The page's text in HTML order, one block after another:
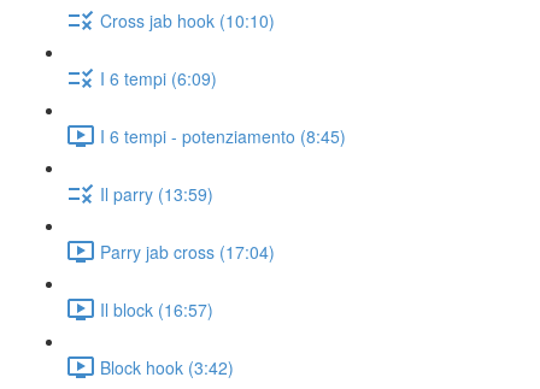
Cross jab hook (10:10)
I 6 tempi (6:09)
I 6 tempi - potenziamento (8:45)
Il parry (13:59)
Parry jab cross (17:04)
Il block (16:57)
Block hook (3:42)